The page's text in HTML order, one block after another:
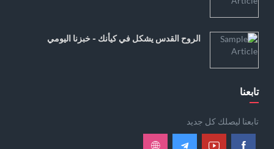
الروح القدس يشكل في كيأنك - خبزنا اليومي
تابعنا
تابعنا ليصلك كل جديد